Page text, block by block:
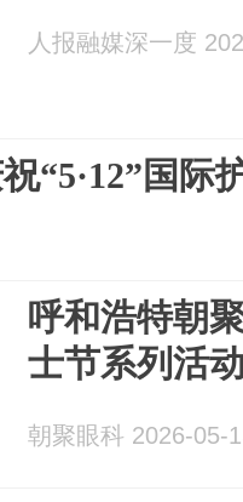
人报融媒深一度
“5·12”国际
呼和浩特朝
士节系列活
朝聚眼科 2026-05-